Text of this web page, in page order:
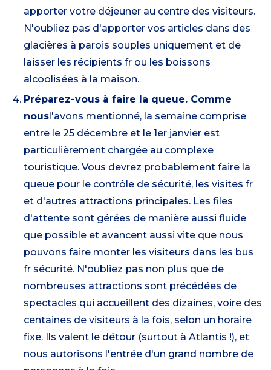
apporter votre déjeuner au centre des visiteurs.
N'oubliez pas d'apporter vos articles dans des
glacières à parois souples uniquement et de
laisser les récipients fr ou les boissons
alcoolisées à la maison.
Préparez-vous à faire la queue. Comme
nousl'avons mentionné, la semaine comprise
entre le 25 décembre et le 1er janvier est
particulièrement chargée au complexe
touristique. Vous devrez probablement faire la
queue pour le contrôle de sécurité, les visites fr
et d'autres attractions principales. Les files
d'attente sont gérées de manière aussi fluide
que possible et avancent aussi vite que nous
pouvons faire monter les visiteurs dans les bus
fr sécurité. N'oubliez pas non plus que de
nombreuses attractions sont précédées de
spectacles qui accueillent des dizaines, voire des
centaines de visiteurs à la fois, selon un horaire
fixe. Ils valent le détour (surtout à Atlantis !), et
nous autorisons l'entrée d'un grand nombre de